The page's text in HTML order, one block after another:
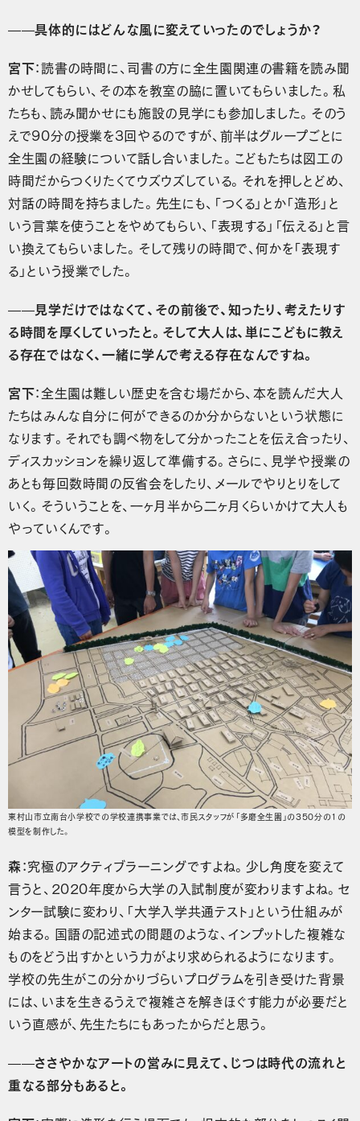
——具体的にはどんな風に変えていったのでしょうか？
宮下：読書の時間に、司書の方に全生園関連の書籍を読み聞
かせしてもらい、その本を教室の脇に置いてもらいました。私
たちも、読み聞かせにも施設の見学にも参加しました。そのう
えで90分の授業を3回やるのですが、前半はグループごとに
全生園の経験について話し合いました。こどもたちは図工の
時間だからつくりたくてウズウズしている。それを押しとどめ、
対話の時間を持ちました。先生にも、「つくる」とか「造形」と
いう言葉を使うことをやめてもらい、「表現する」「伝える」と言
い換えてもらいました。そして残りの時間で、何かを「表現す
る」という授業でした。
——見学だけではなくて、その前後で、知ったり、考えたりす
る時間を厚くしていったと。そして大人は、単にこどもに教え
る存在ではなく、一緒に学んで考える存在なんですね。
宮下：全生園は難しい歴史を含む場だから、本を読んだ大人
たちはみんな自分に何ができるのか分からないという状態に
なります。それでも調べ物をして分かったことを伝え合ったり、
ディスカッションを繰り返して準備する。さらに、見学や授業の
あとも毎回数時間の反省会をしたり、メールでやりとりをして
いく。そういうことを、一ヶ月半から二ヶ月くらいかけて大人も
やっていくんです。
東村山市立南台小学校での学校連携事業では、市民スタッフが「多磨全生園」の350分の1の
模型を制作した。
森：究極のアクティブラーニングですよね。少し角度を変えて
言うと、2020年度から大学の入試制度が変わりますよね。セ
ンター試験に変わり、「大学入学共通テスト」という仕組みが
始まる。国語の記述式の問題のような、インプットした複雑な
ものをどう出すかという力がより求められるようになります。
学校の先生がこの分かりづらいプログラムを引き受けた背景
には、いまを生きるうえで複雑さを解きほぐす能力が必要だと
いう直感が、先生たちにもあったからだと思う。
——ささやかなアートの営みに見えて、じつは時代の流れと
重なる部分もあると。